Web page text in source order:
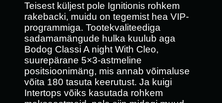
Teisest küljest pole Ignitionis rohkem
rakebacki, muidu on tegemist hea VIP-
programmiga. Tootekvaliteediga
sadamamängude hulka kuulub aga
Bodog Classi A night With Cleo,
suurepärane 5×3-astmeline
positsioonimäng, mis annab võimaluse
võita 180 tasuta keerutust. Ja kuigi
Intertops võiks kasutada rohkem